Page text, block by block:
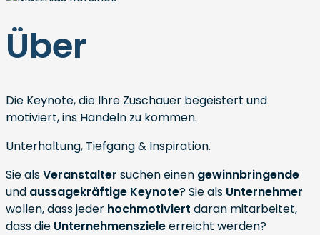
Über
Die Keynote, die Ihre Zuschauer begeistert und
motiviert, ins Handeln zu kommen.
Unterhaltung, Tiefgang & Inspiration.
Sie alsVeranstalter suchen einen gewinnbringende
und aussagekräftige Keynote? Sie als Unternehmer
wollen, dass jeder hochmotiviert daran mitarbeitet,
dass die Unternehmenszieleerreicht werden?